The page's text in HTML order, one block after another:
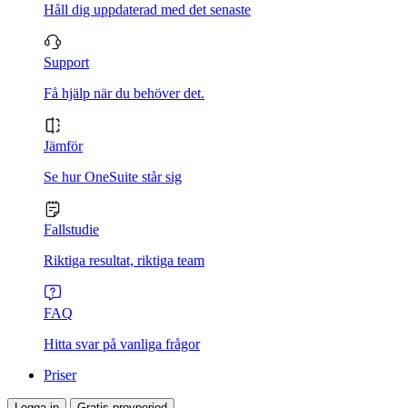
Håll dig uppdaterad med det senaste
Support
Få hjälp när du behöver det.
Jämför
Se hur OneSuite står sig
Fallstudie
Riktiga resultat, riktiga team
FAQ
Hitta svar på vanliga frågor
Priser